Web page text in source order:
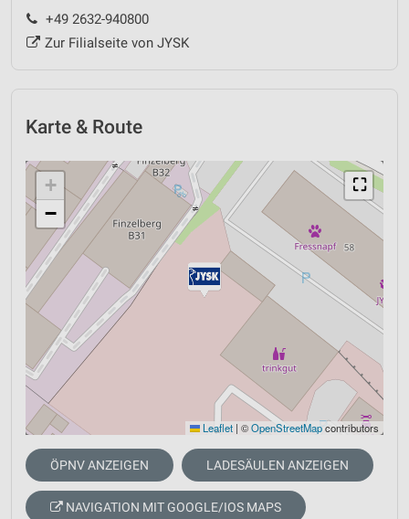
+49 2632-940800
Zur Filialseite von JYSK
Karte & Route
⛶
+
−
Leaflet | ©OpenStreetMapcontributors
ÖPNV ANZEIGEN LADESÄULEN ANZEIGEN
NAVIGATION MIT GOOGLE/IOS MAPS